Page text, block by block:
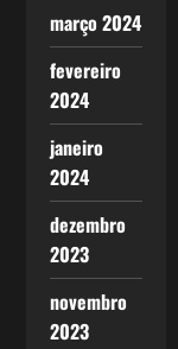
março 2024
fevereiro
2024
janeiro
2024
dezembro
2023
novembro
2023